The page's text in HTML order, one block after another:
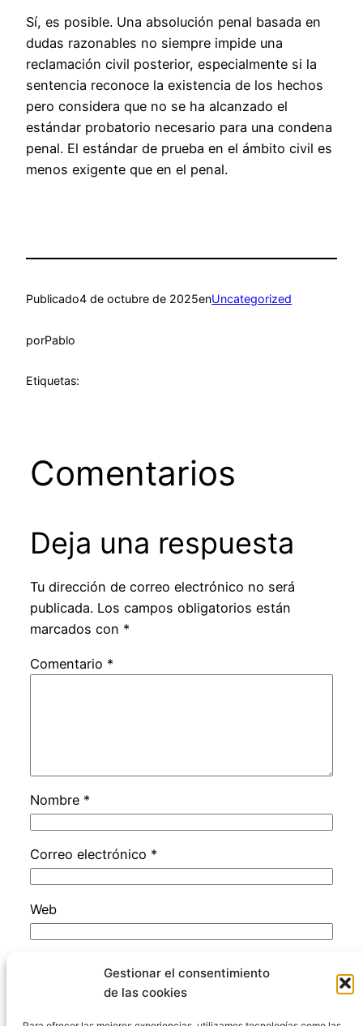
Gestionar el consentimiento
de las cookies
Sí, es posible. Una absolución penal basada en
dudas razonables no siempre impide una
reclamación civil posterior, especialmente si la
sentencia reconoce la existencia de los hechos
pero considera que no se ha alcanzado el
estándar probatorio necesario para una condena
penal. El estándar de prueba en el ámbito civil es
menos exigente que en el penal.
Publicado4 de octubre de 2025enUncategorized
porPablo
Etiquetas:
Comentarios
Deja una respuesta
Tu dirección de correo electrónico no será
publicada. Los campos obligatorios están
marcados con *
Comentario *
Nombre *
Correo electrónico *
Web
Guarda mi nombre, correo electrónico y web
en este navegador para la próxima vez que